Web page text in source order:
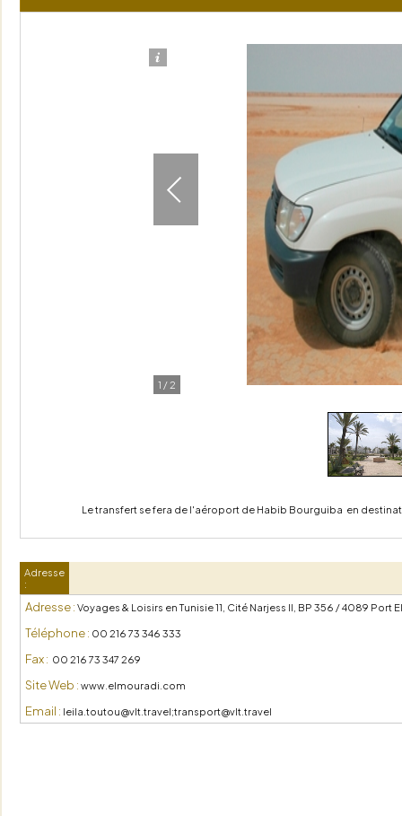
1 / 2
Le transfert se fera de l'aéroport de Habib Bourguiba en
Adresse
:
Adresse : Voyages & Loisirs en Tunisie 11, Cité Narjess II, BP 356 / 4089 Port
Téléphone : 00 216 73 346 333
Fax : 00 216 73 347 269
Site Web : www.elmouradi.com
Email : leila.toutou@vlt.travel;transport@vlt.travel